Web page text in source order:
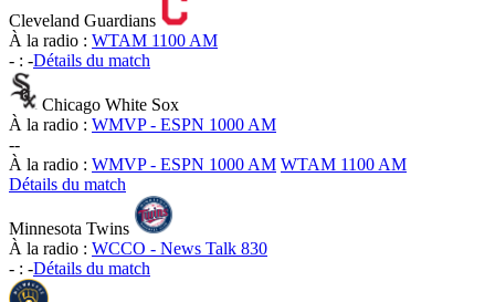
Cleveland Guardians
À la radio : WTAM 1100 AM
- : -Détails du match
Chicago White Sox
À la radio : WMVP - ESPN 1000 AM
--
À la radio : WMVP - ESPN 1000 AM WTAM 1100 AM
Détails du match
Minnesota Twins
À la radio : WCCO - News Talk 830
- : -Détails du match